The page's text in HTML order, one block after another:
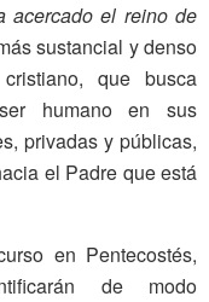
acercado el reino de
sustancial y denso
que busca
humano en sus
privadas y públicas,
el Padre que está
en Pentecostés,
de modo